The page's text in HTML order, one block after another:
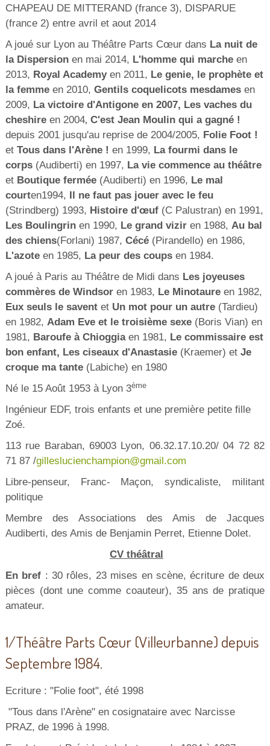
CHAPEAU DE MITTERAND (france 3), DISPARUE
(france 2) entre avril et aout 2014
A joué sur Lyon au Théâtre Parts Cœur dans La nuit de
la Dispersionen mai 2014, L'homme qui marche en
2013, Royal Academy en 2011, Le genie, le prophète et
la femmeen 2010, Gentils coquelicots mesdamesen
2009, La victoire d'Antigone en 2007, Les vaches du
cheshire en 2004, C'est Jean Moulin qui a gagné !
depuis 2001 jusqu'au reprise de 2004/2005, Folie Foot !
etTous dans l'Arène ! en 1999, La fourmi dans le
corps(Audiberti) en 1997, La vie commence au théâtre
et Boutique fermée (Audiberti) en 1996, Le mal
courten1994, Il ne faut pas jouer avec le feu
(Strindberg) 1993, Histoire d'œuf (C Palustran) en 1991,
Les Boulingrinen 1990, Le grand viziren 1988, Au bal
des chiens(Forlani) 1987, Cécé (Pirandello) en 1986,
L'azote en 1985, La peur des coupsen 1984.
A joué à Paris au Théâtre de Midi dans Les joyeuses
commères de Windsoren 1983, Le Minotaureen 1982,
Eux seuls le saventet Un mot pour un autre(Tardieu)
en 1982, Adam Eve et le troisième sexe(Boris Vian) en
1981, Baroufe à Chioggiaen 1981, Le commissaire est
bon enfant, Les ciseaux d'Anastasie (Kraemer) et Je
croque ma tante(Labiche) en 1980
Né le 15 Août 1953 à Lyon 3ème
Ingénieur EDF, trois enfants et une première petite fille
Zoé.
113 rue Baraban, 69003 Lyon, 06.32.17.10.20/ 04 72 82
71 87 /gilleslucienchampion@gmail.com
Libre-penseur, Franc- Maçon, syndicaliste, militant
politique
Membre des Associations des Amis de Jacques
Audiberti, des Amis de Benjamin Perret, Etienne Dolet.
CV théâtral
En bref : 30 rôles, 23 mises en scène, écriture de deux
pièces (dont une comme coauteur), 35 ans de pratique
amateur.
1/Théâtre Parts Cœur (Villeurbanne) depuis
Septembre 1984.
Ecriture : "Folie foot", été 1998
"Tous dans l'Arène" en cosignataire avec Narcisse
PRAZ, de 1996 à 1998.